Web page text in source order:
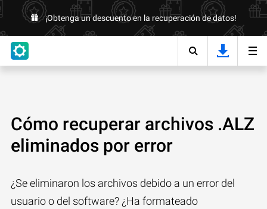
¡Obtenga un descuento en la recuperación de datos!
Cómo recuperar archivos .ALZ
eliminados por error
¿Se eliminaron los archivos debido a un error del
usuario o del software? ¿Ha formateado